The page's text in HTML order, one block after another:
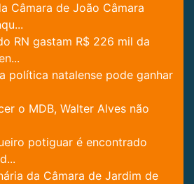
Câmara de João Câmara
RN gastam R$ 226 mil da
política natalense pode ganhar
o MDB, Walter Alves não
potiguar é encontrado
da Câmara de Jardim de